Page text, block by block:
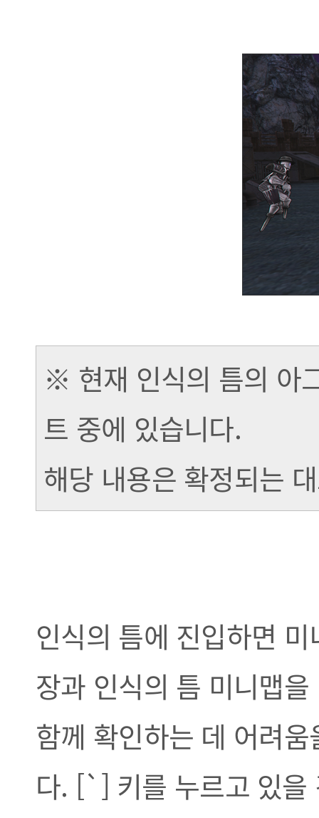
※ 현재 인식의 틈의 아
트 중에 있습니다.
해당 내용은 확정되는
인식의 틈에 진입하면
장과 인식의 틈 미니맵을
함께 확인하는 데 어려
다. [`] 키를 누르고 있을